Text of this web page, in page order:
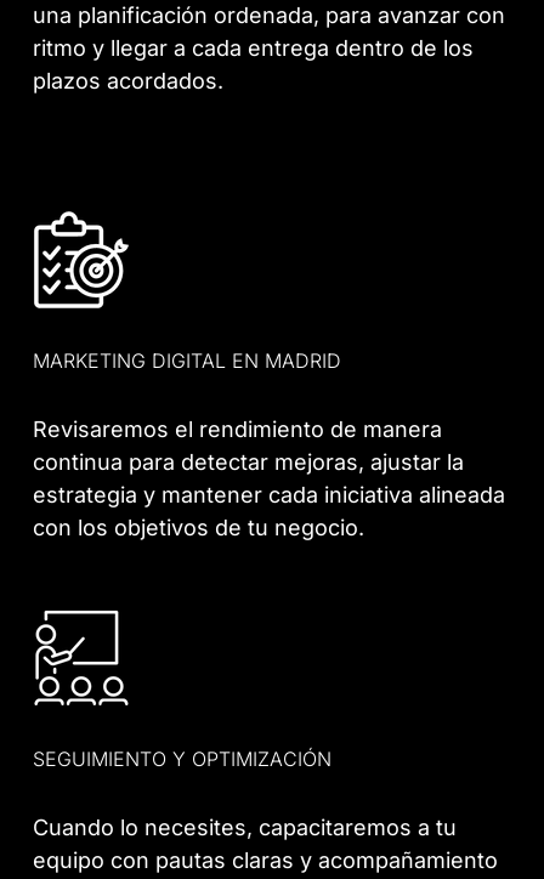
una planificación ordenada, para avanzar con
ritmo y llegar a cada entrega dentro de los
plazos acordados.
MARKETING DIGITAL EN MADRID
Revisaremos el rendimiento de manera
continua para detectar mejoras, ajustar la
estrategia y mantener cada iniciativa alineada
con los objetivos de tu negocio.
SEGUIMIENTO Y OPTIMIZACIÓN
Cuando lo necesites, capacitaremos a tu
equipo con pautas claras y acompañamiento